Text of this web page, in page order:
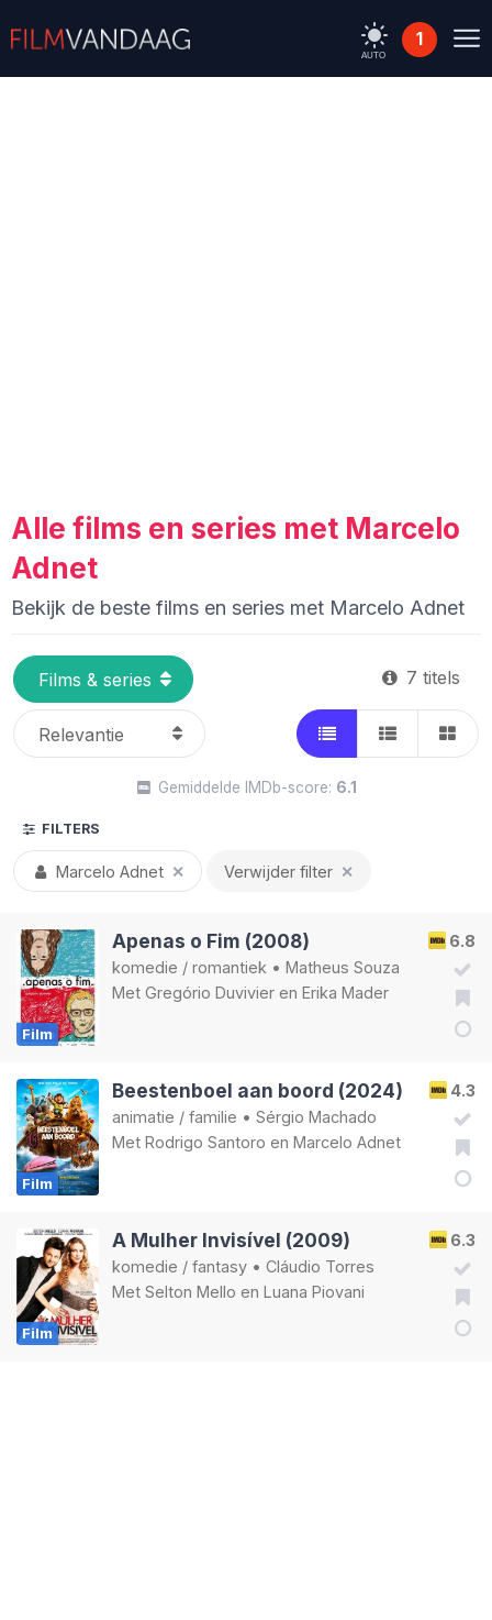
AUTO
1
Alle films en series met Marcelo
Adnet
Bekijk de beste films en series met Marcelo Adnet
7 titels
Gemiddelde IMDb-score: 6.1
FILTERS
Marcelo Adnet ✕ Verwijder filter ✕
Film
6.8
Apenas o Fim (2008)
komedie / romantiek • Matheus Souza
Met Gregório Duvivier en Erika Mader
Film
4.3
Beestenboel aan boord (2024)
animatie / familie • Sérgio Machado
Met Rodrigo Santoro en Marcelo Adnet
Film
6.3
A Mulher Invisível (2009)
komedie / fantasy • Cláudio Torres
Met Selton Mello en Luana Piovani